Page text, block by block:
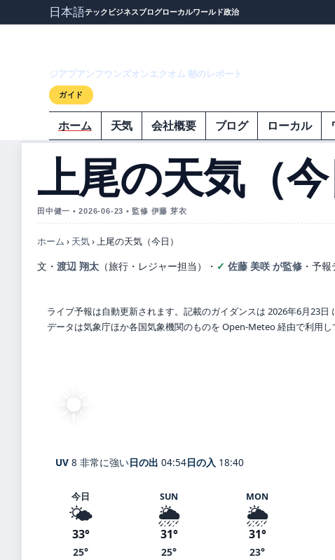
日本語テック ビジネスブログローカルワールド政治
ジアプアンフウンズオンエクオム 朝のレポート
ガイド
ホーム 天気 会社概要 ブログ ローカル
上尾の天気（今
田中健一 • 2026-06-23 • 監修 伊藤 芽衣
ホーム › 天気›上尾の天気（今日）
文・ 渡辺 翔太 （旅行・レジャー担当） ・ 佐藤 美咲 が監修 ・ 予報
ライブ予報は自動更新されます。記載のガイダンスは 2026年6月23日
データは気象庁ほか各国気象機関のものを Open-Meteo 経由で利用し
☀️
UV 8 非常に強い日の出 04:54日の入 18:40
今日
🌤️
33°
25°
SUN
🌦️
31°
25°
MON
🌦️
31°
23°